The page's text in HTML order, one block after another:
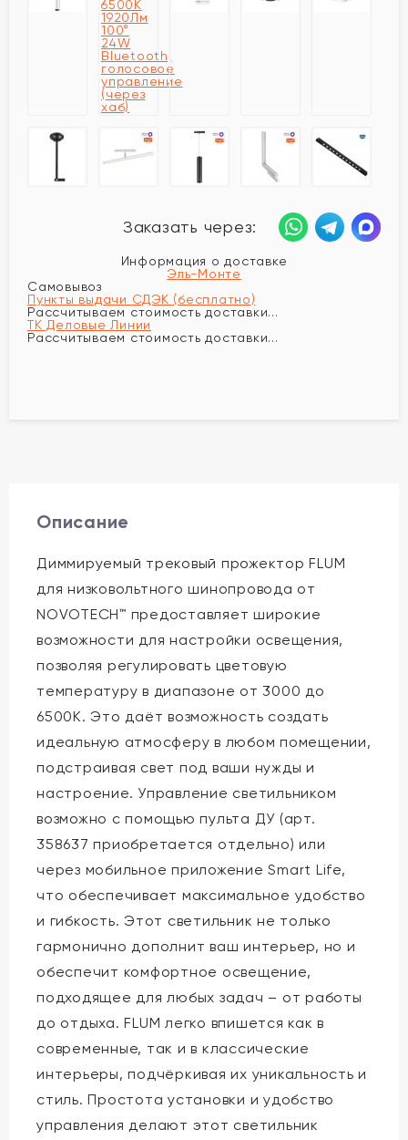
Заказать через:
Информация о доставке
Эль-Монте
Самовывоз
Пункты выдачи СДЭК (бесплатно)
Рассчитываем стоимость доставки...
ТК Деловые Линии
Рассчитываем стоимость доставки...
Описание
Диммируемый трековый прожектор FLUM
для низковольтного шинопровода от
NOVOTECH™ предоставляет широкие
возможности для настройки освещения,
позволяя регулировать цветовую
температуру в диапазоне от 3000 до
6500K. Это даёт возможность создать
идеальную атмосферу в любом помещении,
подстраивая свет под ваши нужды и
настроение. Управление светильником
возможно с помощью пульта ДУ (арт.
358637 приобретается отдельно) или
через мобильное приложение Smart Life,
что обеспечивает максимальное удобство
и гибкость. Этот светильник не только
гармонично дополнит ваш интерьер, но и
обеспечит комфортное освещение,
подходящее для любых задач – от работы
до отдыха. FLUM легко впишется как в
современные, так и в классические
интерьеры, подчёркивая их уникальность и
стиль. Простота установки и удобство
управления делают этот светильник